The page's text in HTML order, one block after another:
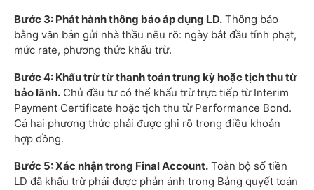
Bước 3: Phát hành thông báo áp dụng LD. Thông báo
bằng văn bản gửi nhà thầu nêu rõ: ngày bắt đầu tính phạt,
mức rate, phương thức khấu trừ.
Bước 4: Khấu trừ từ thanh toán trung kỳ hoặc tịch thu từ
bảo lãnh. Chủ đầu tư có thể khấu trừ trực tiếp từ Interim
Payment Certificate hoặc tịch thu từ Performance Bond.
Cả hai phương thức phải được ghi rõ trong điều khoản
hợp đồng.
Bước 5: Xác nhận trong Final Account. Toàn bộ số tiền
LD đã khấu trừ phải được phản ánh trong Bảng quyết toán